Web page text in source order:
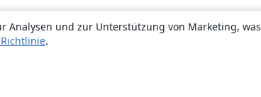
Analysen und zur Unterstützung von Marketing, was
.